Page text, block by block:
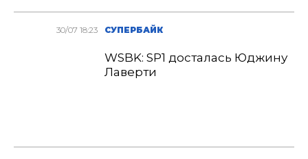
30/07 18:23 СУПЕРБАЙК
WSBK: SP1 досталась Юджину
Лаверти